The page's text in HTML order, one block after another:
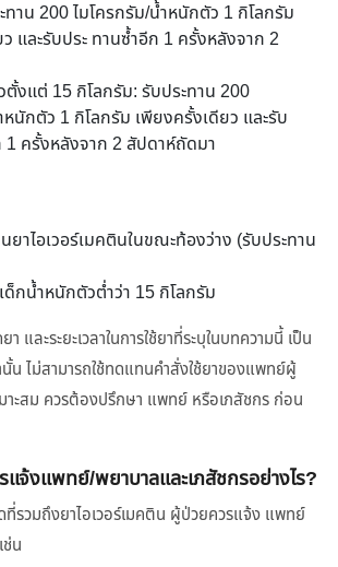
าน 200 ไมโครกรัม/น้ำหนักตัว 1 กิโลกรัม
และรับประ ทานซ้ำอีก 1 ครั้งหลังจาก 2
งแต่ 15 กิโลกรัม: รับประทาน 200
หนักตัว 1 กิโลกรัม เพียงครั้งเดียว และรับ
1 ครั้งหลังจาก 2 สัปดาห์ถัดมา
ยาไอเวอร์เมคตินในขณะท้องว่าง (รับประทาน
ด็กน้ำหนักตัวต่ำว่า 15 กิโลกรัม
และระยะเวลาในการใช้ยาที่ระบุในบทความนี้ เป็น
น ไม่สามารถใช้ทดแทนคำสั่งใช้ยาของแพทย์ผู้
มาะสม ควรต้องปรึกษา แพทย์ หรือเภสัชกร ก่อน
แจ้งแพทย์/พยาบาลและเภสัชกรอย่างไร?
ที่รวมถึงยาไอเวอร์เมคติน ผู้ป่วยควรแจ้ง แพทย์
ช่น